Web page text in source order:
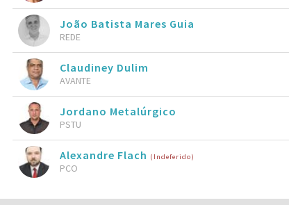
João Batista Mares Guia
REDE
Claudiney Dulim
AVANTE
Jordano Metalúrgico
PSTU
Alexandre Flach (Indeferido)
PCO